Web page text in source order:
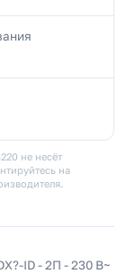
не несёт
на
ID - 2П - 230 В~